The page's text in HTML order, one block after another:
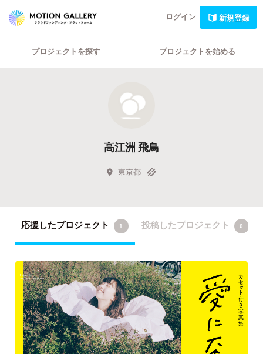
ログイン 新規登録
プロジェクトを探す プロジェクトを始める
高江洲 飛鳥
東京都
応援したプロジェクト 1 投稿したプロジェクト 0